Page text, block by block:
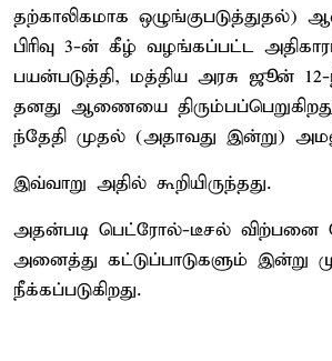
தற்காலிகமாக ஒழுங்குபடுத்துதல்)
பிரிவு 3-ன் கீழ் வழங்கப்பட்ட
பயன்படுத்தி, மத்திய அரசு ஜூன் 12-
தனது ஆணையை
ந்தேதி முதல் (அதாவது இன்று)
இவ்வாறு அதில் கூறியிருந்தது.
அதன்படி பெட்ரோல்-டீசல் விற்பனை
அனைத்து கட்டுப்பாடுகளும் இன்று
நீக்கப்படுகிறது.